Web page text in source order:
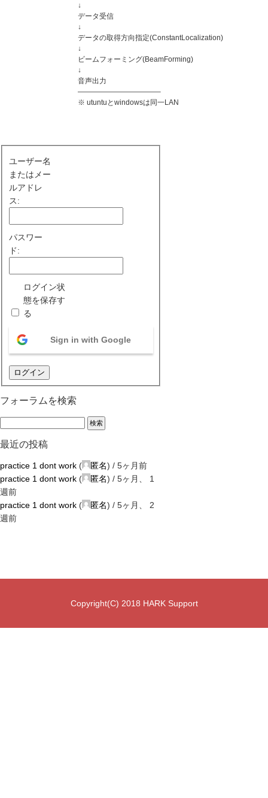
↓
データ受信
↓
データの取得方向指定(ConstantLocalization)
↓
ビームフォーミング(BeamForming)
↓
音声出力
———————————–
※ utuntuとwindowsは同一LAN
ユーザー名
またはメー
ルアドレ
ス:
パスワー
ド:
ログイン状
態を保存す
る
Sign in with Google
ログイン
フォーラムを検索
最近の投稿
practice 1 dont work ( 匿名) / 5ヶ月前
practice 1 dont work ( 匿名) / 5ヶ月、 1
週前
practice 1 dont work ( 匿名) / 5ヶ月、 2
週前
Copyright(C) 2018 HARK Support